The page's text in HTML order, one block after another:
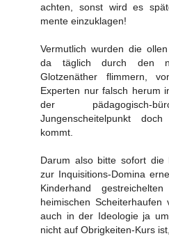
achten, sonst wird es
mente einzuklagen!
Vermutlich wurden die
da täglich durch den
Glotzenäther flimmern,
Experten nur falsch herum
der pädagogisch-
Jungenscheitelpunkt
kommt.
Darum also bitte sofort die
zur Inquisitions-Domina
Kinderhand
heimischen
auch in der Ideologie ja
nicht auf Obrigkeiten-Kurs